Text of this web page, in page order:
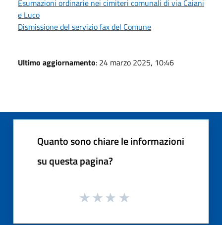
Esumazioni ordinarie nei cimiteri comunali di via Caiani
e Luco
Dismissione del servizio fax del Comune
Ultimo aggiornamento: 24 marzo 2025, 10:46
Quanto sono chiare le informazioni
su questa pagina?